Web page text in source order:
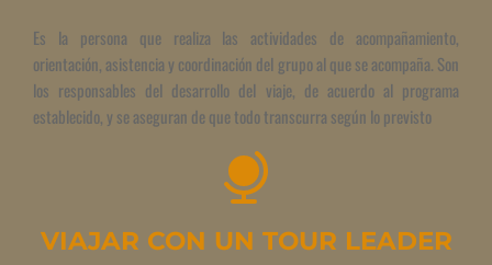
Es la persona que realiza las actividades de acompañamiento,
orientación, asistencia y coordinación del grupo al que se acompaña. Son
los responsables del desarrollo del viaje, de acuerdo al programa
establecido, y se aseguran de que todo transcurra según lo previsto
VIAJAR CON UN TOUR LEADER